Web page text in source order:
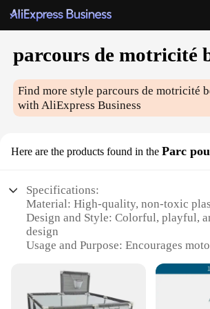
parcours de motricité
Find more styleparcours de motricité
with AliExpress Business
Here are the products found in the Parc
Specifications:
Material: High-quality, non-toxic
Design and Style: Colorful, playful,
design
Usage and Purpose: Encourages
Performance and Property: Durable
Parts and Accessories: Comes with a